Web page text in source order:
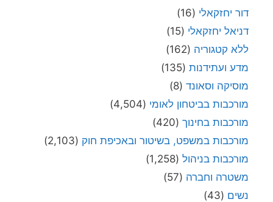
דור יחזקאלי (16)
דניאל יחזקאלי (15)
ללא קטגוריה (162)
מדע ועתידנות (135)
מוסיקה וסאונד (8)
מורכבות בביטחון לאומי (4,504)
מורכבות בחינוך (420)
מורכבות במשפט, בשיטור ובאכיפת חוק (2,103)
מורכבות בניהול (1,258)
משטרה וחברה (57)
נשים (43)